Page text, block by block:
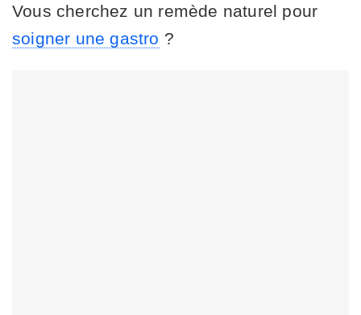
Vous cherchez un remède naturel pour
soigner une gastro ?